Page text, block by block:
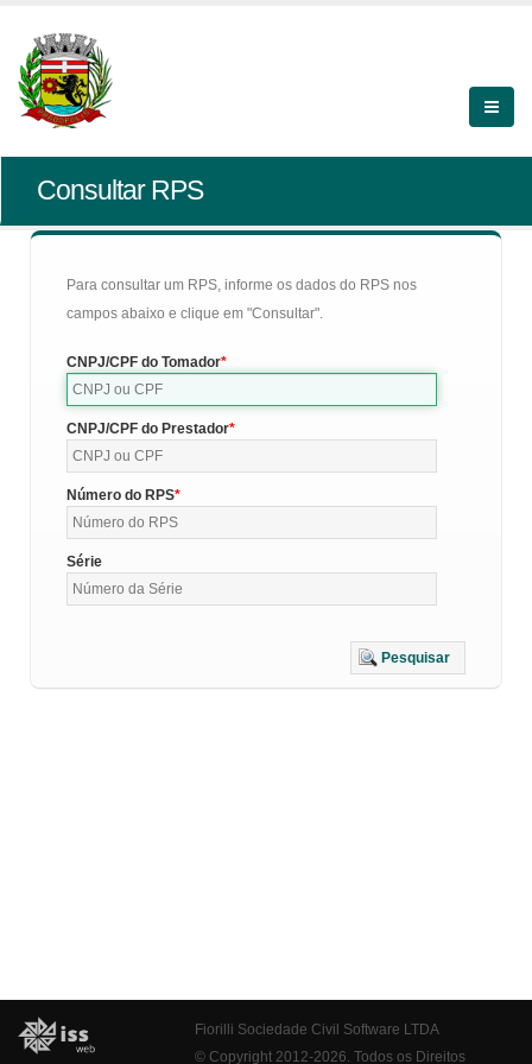
Consultar RPS
Para consultar um RPS, informe os dados do RPS nos
campos abaixo e clique em "Consultar".
CNPJ/CPF do Tomador
CNPJ/CPF do Prestador
Número do RPS
Série
Pesquisar
Fiorilli Sociedade Civil Software LTDA
© Copyright 2012-2026. Todos os Direitos